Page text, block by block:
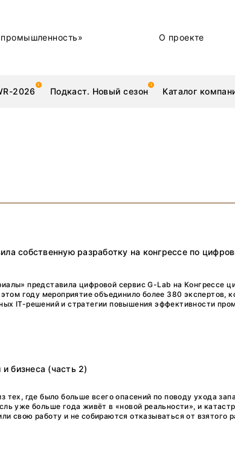
О проекте
2026 Подкаст. Новый сезон Каталог
Техника и технологии
Бренд
Интервью
Каталог компаний
собственную разработку на конгрессе по
представила цифровой сервис G-Lab на Конгрессе
году мероприятие объединило более 380 экспертов,
IT-решений и стратегии повышения эффективности
бизнеса (часть 2)
тех, где было больше всего опасений по поводу ухода
уже больше года живёт в «новой реальности», и
свою работу и не собираются отказываться от взятого